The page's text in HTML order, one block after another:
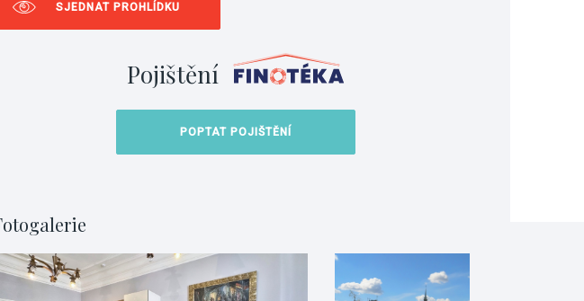
SJEDNAT PROHLÍDKU
Pojištění
POPTAT POJIŠTĚNÍ